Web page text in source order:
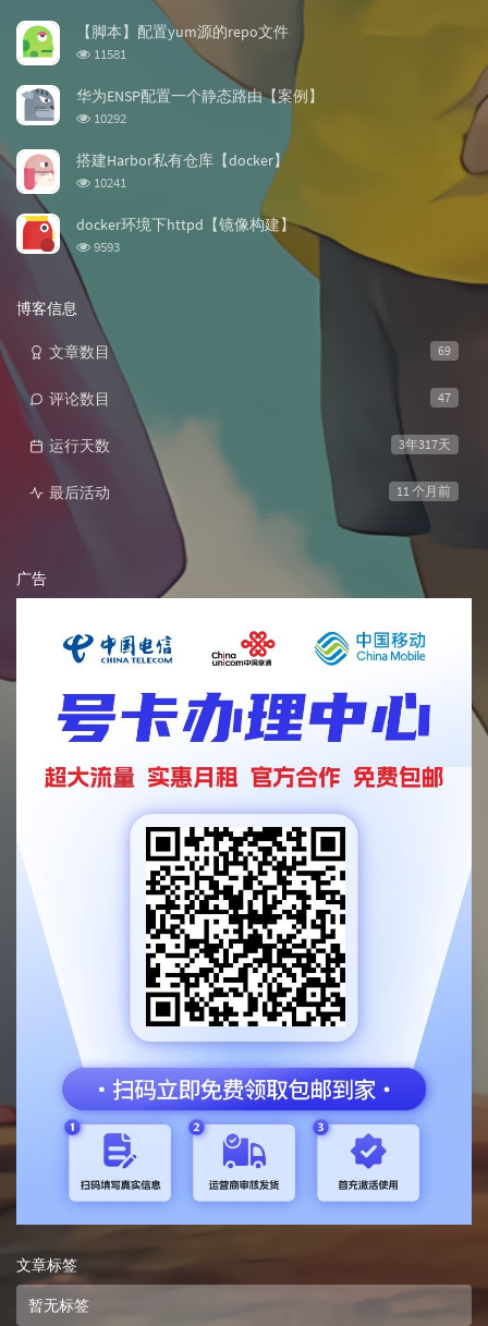
次
数:
【脚本】配置yum源的repo文件
浏
次
数:
11581
华为ENSP配置一个静态路由【案例】
浏
次
数:
10292
搭建Harbor私有仓库【docker】
浏
次
10241
docker环境下httpd【镜像构建】
浏
数:
9593
博客信息
69
文章数目
47
评论数目
3年317天
运行天数
11 个月前
最后活动
广告
文章标签
暂无标签